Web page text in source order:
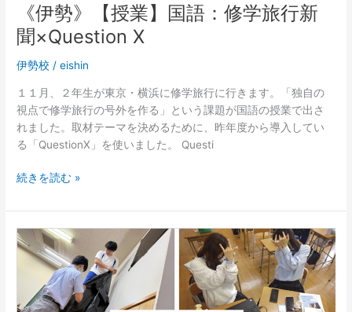
《伊勢》【授業】国語：修学旅行新
聞×Question X
伊勢校 /eishin
１１月、２年生が東京・横浜に修学旅行に行きます。「独自の
視点で修学旅行の号外を作る」という課題が国語の授業で出さ
れました。取材テーマを決めるために、昨年度から導入してい
る「QuestionX」を使いました。 Questi
新
聞
×Question
X
続きを読む »
《伊
勢》
行